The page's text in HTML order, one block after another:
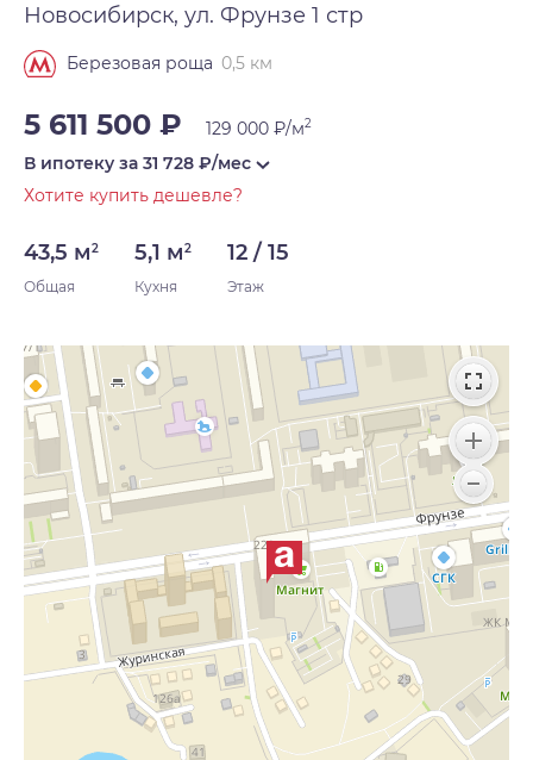
Новосибирск, ул. Фрунзе 1 стр
Березовая роща 0,5 км
5 611 500 ₽ 129 000 ₽/м2
В ипотеку за 31 728 ₽/мес
Хотите купить дешевле?
43,5 м2
Общая
5,1 м2
Кухня
12 / 15
Этаж